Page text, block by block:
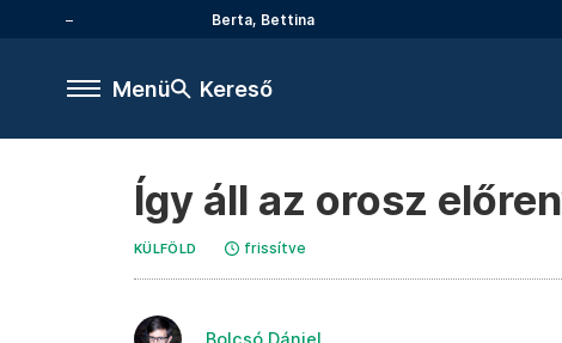
Berta, Bettina
Menü Kereső
Így áll az orosz
KÜLFÖLD frissítve
Bolcsó Dániel